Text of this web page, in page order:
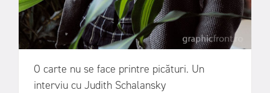
O carte nu se face printre picături. Un
interviu cu Judith Schalansky